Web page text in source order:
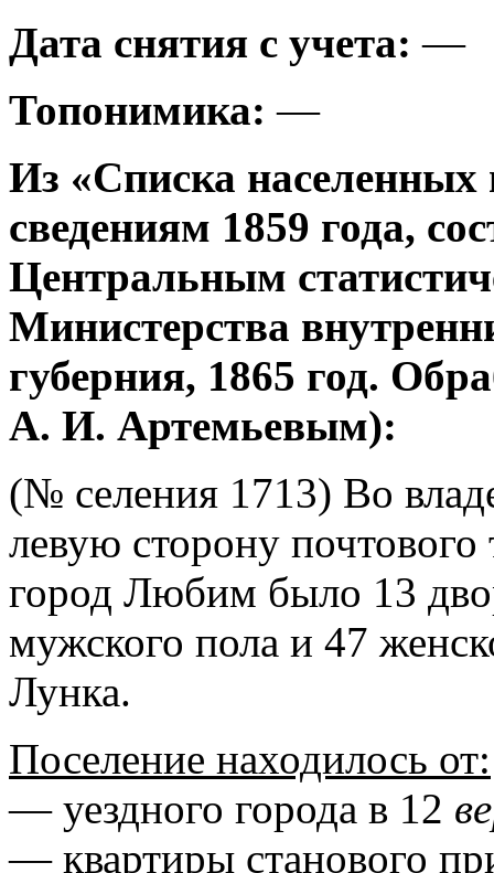
Дата снятия с учета: —
Топонимика: —
Из «Списка населенных
сведениям 1859 года,
Центральным
Министерства
губерния, 1865 год.
А. И. Артемьевым):
(№ селения 1713) Во
левую сторону почтового
город Любим было 13
мужского пола и 47
Лунка.
Поселение находилось от:
— уездного города в 12
— квартиры станового